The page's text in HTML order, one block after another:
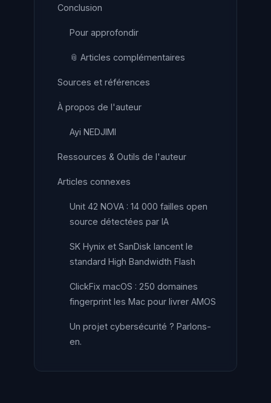
Conclusion
Pour approfondir
📎 Articles complémentaires
Sources et références
À propos de l'auteur
Ayi NEDJIMI
Ressources & Outils de l'auteur
Articles connexes
Unit 42 NOVA : 14 000 failles open
source détectées par IA
SK Hynix et SanDisk lancent le
standard High Bandwidth Flash
ClickFix macOS : 250 domaines
fingerprint les Mac pour livrer AMOS
Un projet cybersécurité ? Parlons-
en.